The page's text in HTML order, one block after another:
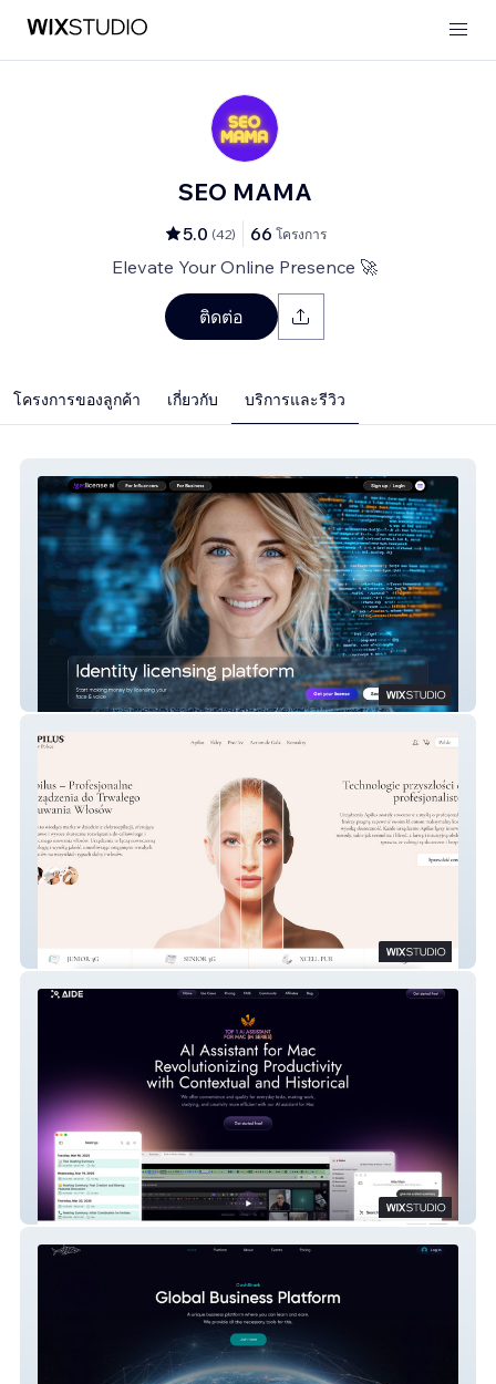
SEO MAMA
5.0 (42) 66 โครงการ
Elevate Your Online Presence 🚀
ติดต่อ
โครงการของลูกค้า เกี่ยวกับ บริการและรีวิว
Get License AI
Apilus – Profesjonalne Urządzenia do
Trwałego Usuwania Włosów
Aide AI